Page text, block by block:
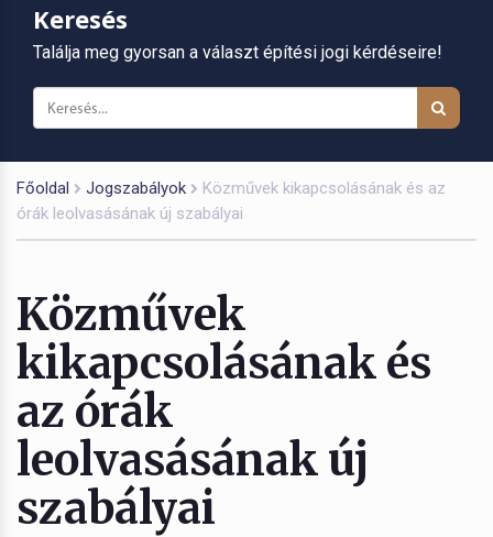
Keresés
Találja meg gyorsan a választ építési jogi kérdéseire!
Főoldal Jogszabályok
Közművek kikapcsolásának és az
órák leolvasásának új szabályai
Közművek
kikapcsolásának és
az órák
leolvasásának új
szabályai